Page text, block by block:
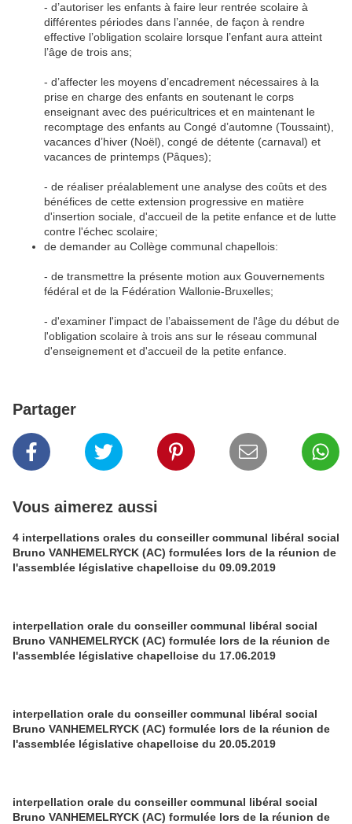
- d’autoriser les enfants à faire leur rentrée scolaire à
différentes périodes dans l’année, de façon à rendre
effective l’obligation scolaire lorsque l’enfant aura atteint
l’âge de trois ans;
- d’affecter les moyens d’encadrement nécessaires à la
prise en charge des enfants en soutenant le corps
enseignant avec des puéricultrices et en maintenant le
recomptage des enfants au Congé d’automne (Toussaint),
vacances d’hiver (Noël), congé de détente (carnaval) et
vacances de printemps (Pâques);
- de réaliser préalablement une analyse des coûts et des
bénéfices de cette extension progressive en matière
d'insertion sociale, d'accueil de la petite enfance et de lutte
contre l'échec scolaire;
de demander au Collège communal chapellois:
- de transmettre la présente motion aux Gouvernements
fédéral et de la Fédération Wallonie-Bruxelles;
- d'examiner l'impact de l’abaissement de l'âge du début de
l'obligation scolaire à trois ans sur le réseau communal
d'enseignement et d'accueil de la petite enfance.
Partager
Vous aimerez aussi
4 interpellations orales du conseiller communal libéral social
Bruno VANHEMELRYCK (AC) formulées lors de la réunion de
l'assemblée législative chapelloise du 09.09.2019
interpellation orale du conseiller communal libéral social
Bruno VANHEMELRYCK (AC) formulée lors de la réunion de
l'assemblée législative chapelloise du 17.06.2019
interpellation orale du conseiller communal libéral social
Bruno VANHEMELRYCK (AC) formulée lors de la réunion de
l'assemblée législative chapelloise du 20.05.2019
interpellation orale du conseiller communal libéral social
Bruno VANHEMELRYCK (AC) formulée lors de la réunion de